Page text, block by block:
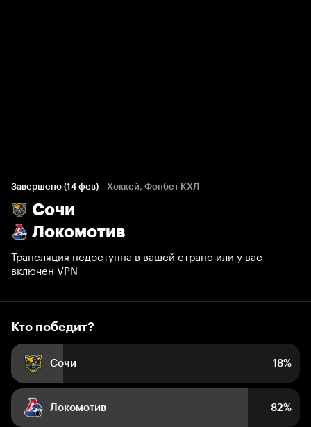
Завершено (14 фев) Хоккей, Фонбет КХЛ
Сочи
Локомотив
Трансляция недоступна в вашей стране или у вас
включен VPN
18%
Кто победит?
Сочи 18%
Локомотив 82%